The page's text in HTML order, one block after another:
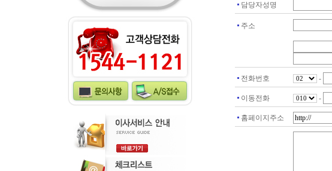
담당자성명
주소
전화번호 -
이동전화 -
홈페이지주소